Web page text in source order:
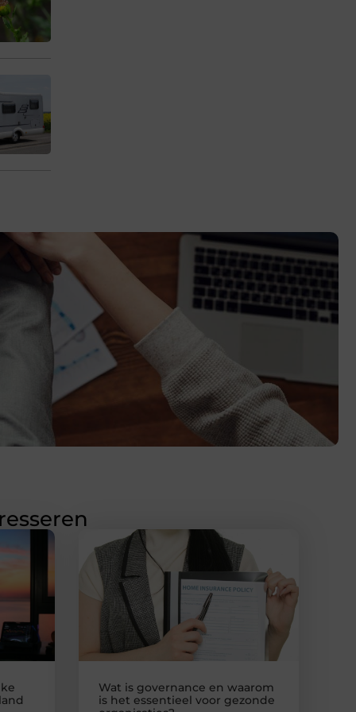
Wat is governance en waarom
is het essentieel voor gezonde